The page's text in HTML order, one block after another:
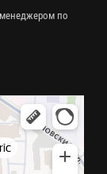
по